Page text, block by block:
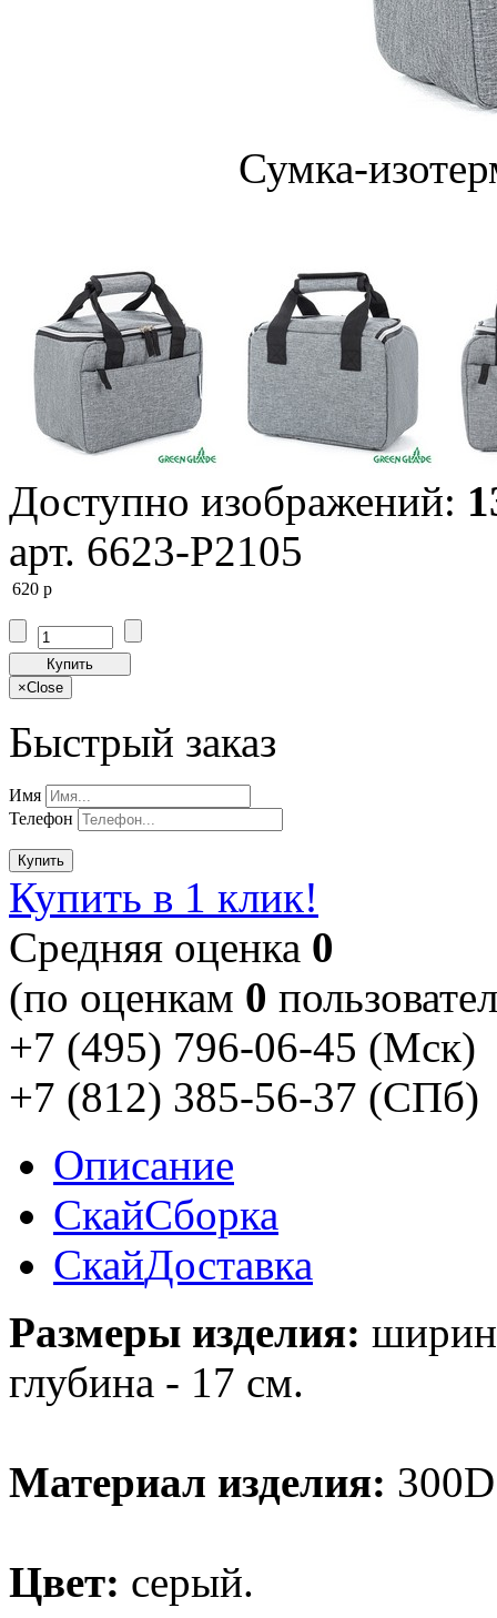
Сумка-
Доступно изображений:
арт. 6623-P2105
620 p
Купить
×Close
Быстрый заказ
Имя
Телефон
Купить
Купить в 1 клик!
Cредняя оценка 0
(по оценкам 0
+7 (495) 796-06-45 (Мск)
+7 (812) 385-56-37 (СПб)
Описание
СкайСборка
СкайДоставка
Размеры изделия:
глубина - 17 см.
Материал изделия:
Цвет: серый.